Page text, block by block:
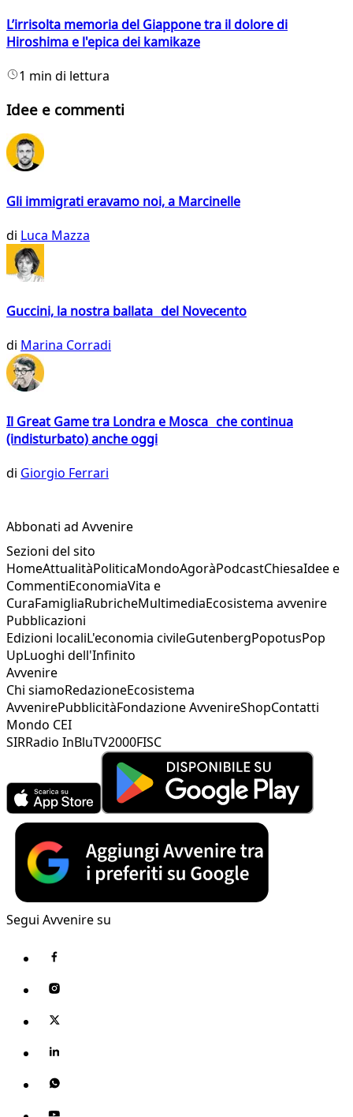
L’irrisolta memoria del Giappone tra il dolore di
Hiroshima e l'epica dei kamikaze
1 min di lettura
Idee e commenti
Gli immigrati eravamo noi, a Marcinelle
di Luca Mazza
Guccini, la nostra ballata del Novecento
di Marina Corradi
Il Great Game tra Londra e Mosca che continua
(indisturbato) anche oggi
di Giorgio Ferrari
Abbonati ad Avvenire
Sezioni del sito
HomeAttualitàPoliticaMondoAgoràPodcastChiesaIdee e
CommentiEconomiaVita e
CuraFamigliaRubricheMultimediaEcosistema avvenire
Pubblicazioni
Edizioni localiL'economia civileGutenbergPopotusPop
UpLuoghi dell'Infinito
Avvenire
Chi siamoRedazioneEcosistema
AvvenirePubblicitàFondazione AvvenireShopContatti
Mondo CEI
SIRRadio InBluTV2000FISC
Segui Avvenire su